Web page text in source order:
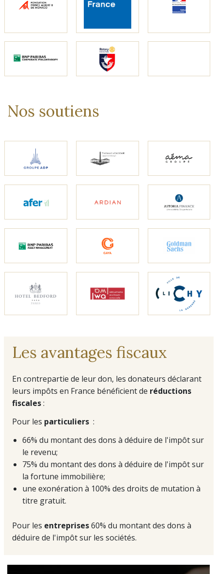
Nos soutiens
Les avantages fiscaux
En contrepartie de leur don, les donateurs déclarant
leurs impôts en France bénéficient de réductions
fiscales:
Pour les particuliers :
66% du montant des dons à déduire de l'impôt sur
le revenu;
75% du montant des dons à déduire de l'impôt sur
la fortune immobilière;
une exonération à 100% des droits de mutation à
titre gratuit.
Pour les entreprises60% du montant des dons à
déduire de l'impôt sur les sociétés.